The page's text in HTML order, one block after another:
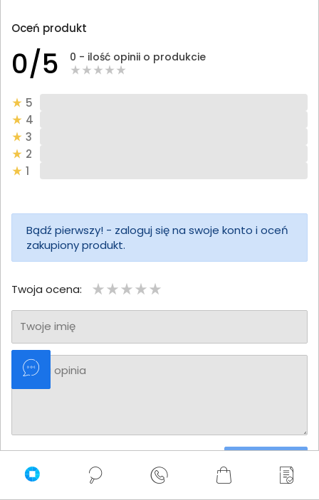
Oceń produkt
0/5 0 - ilość opinii o produkcie
5
4
3
2
1
Bądź pierwszy! - zaloguj się na swoje konto i oceń
zakupiony produkt.
Twoja ocena:
Twoje imię
Twoja opinia